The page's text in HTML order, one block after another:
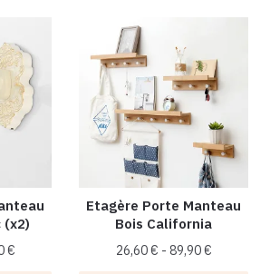
(x2)
€
Etagère Porte Manteau
Bois California
26,60€ - 89,90€